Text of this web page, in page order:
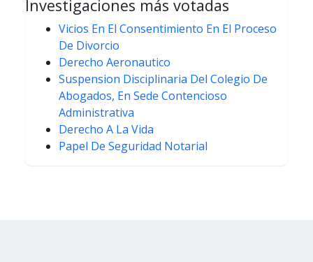
Investigaciones más votadas
Vicios En El Consentimiento En El Proceso
De Divorcio
Derecho Aeronautico
Suspension Disciplinaria Del Colegio De
Abogados, En Sede Contencioso
Administrativa
Derecho A La Vida
Papel De Seguridad Notarial